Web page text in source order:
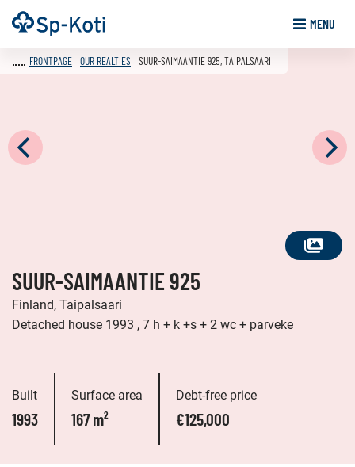
Go
to
Frontpage MENU
SEE
FRONTPAGE OUR REALTIES SUUR-SAIMAANTIE 925, TAIPALSAARI
SUUR-SAIMAANTIE 925
Finland, Taipalsaari
Detached house 1993 , 7 h + k +s + 2 wc + parveke
Built
1993
Surface area
167 m²
Debt-free price
€125,000